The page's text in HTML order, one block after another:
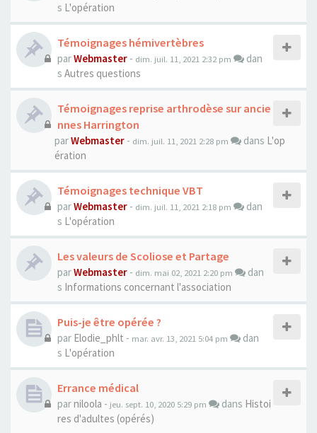
s L'opération
Témoignages hémivertèbres
parWebmaster - dim. juil. 11, 2021 2:32 pm
dan
s Autres questions
Témoignages reprise arthrodèse sur ancie
nnes Harrington
parWebmaster - dim. juil. 11, 2021 2:28 pm dans L'op
ération
Témoignages technique VBT
parWebmaster - dim. juil. 11, 2021 2:18 pm
dan
s L'opération
Les valeurs de Scoliose et Partage
parWebmaster - dim. mai 02, 2021 2:20 pm
dan
s Informations concernant l'association
Puis-je être opérée ?
par Elodie_phlt - mar. avr. 13, 2021 5:04 pm
dan
s L'opération
Errance médical
parniloola - jeu. sept. 10, 2020 5:29 pm dans Histoi
res d'adultes (opérés)